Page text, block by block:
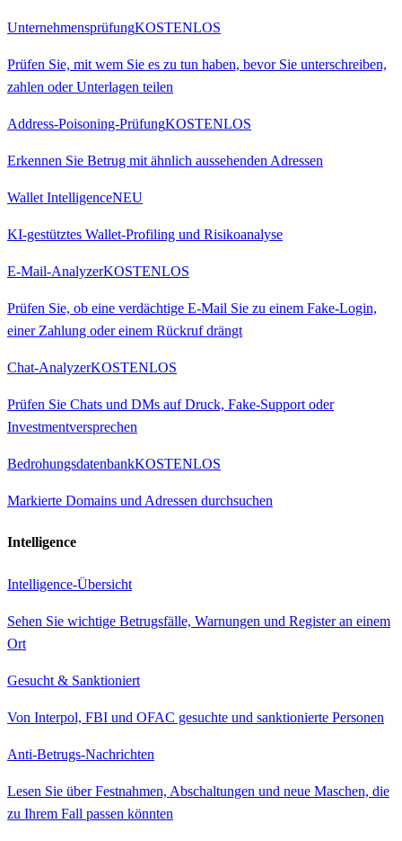
UnternehmensprüfungKOSTENLOS
Prüfen Sie, mit wem Sie es zu tun haben, bevor Sie unterschreiben,
zahlen oder Unterlagen teilen
Address-Poisoning-PrüfungKOSTENLOS
Erkennen Sie Betrug mit ähnlich aussehenden Adressen
Wallet IntelligenceNEU
KI-gestütztes Wallet-Profiling und Risikoanalyse
E-Mail-AnalyzerKOSTENLOS
Prüfen Sie, ob eine verdächtige E-Mail Sie zu einem Fake-Login,
einer Zahlung oder einem Rückruf drängt
Chat-AnalyzerKOSTENLOS
Prüfen Sie Chats und DMs auf Druck, Fake-Support oder
Investmentversprechen
BedrohungsdatenbankKOSTENLOS
Markierte Domains und Adressen durchsuchen
Intelligence
Intelligence-Übersicht
Sehen Sie wichtige Betrugsfälle, Warnungen und Register an einem
Ort
Gesucht & Sanktioniert
Von Interpol, FBI und OFAC gesuchte und sanktionierte Personen
Anti-Betrugs-Nachrichten
Lesen Sie über Festnahmen, Abschaltungen und neue Maschen, die
zu Ihrem Fall passen könnten